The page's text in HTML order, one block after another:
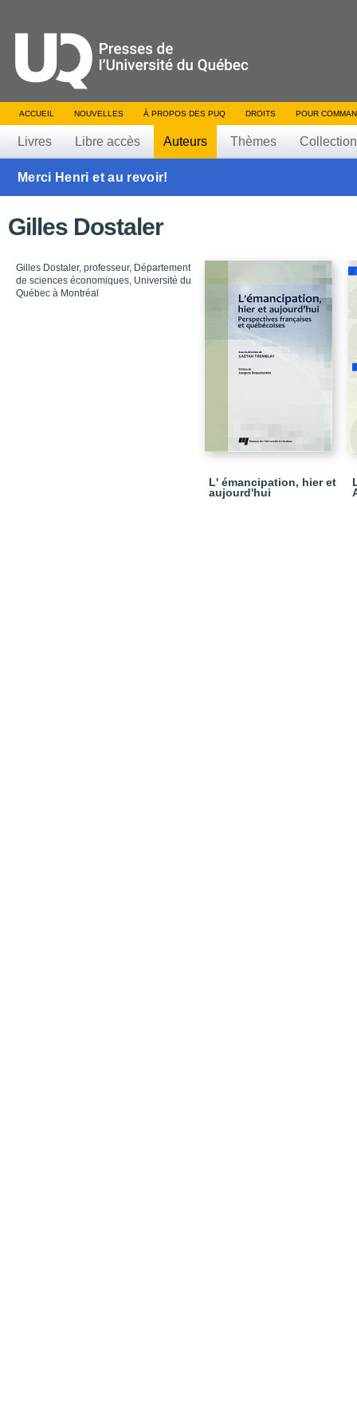
ACCUEIL NOUVELLES À PROPOS DES PUQ DROITS POUR
Livres Libre accès Auteurs Thèmes
Merci Henri et au revoir!
Gilles Dostaler
Gilles Dostaler, professeur, Département
de sciences économiques, Université du
Québec à Montréal
L' émancipation, hier et
aujourd'hui